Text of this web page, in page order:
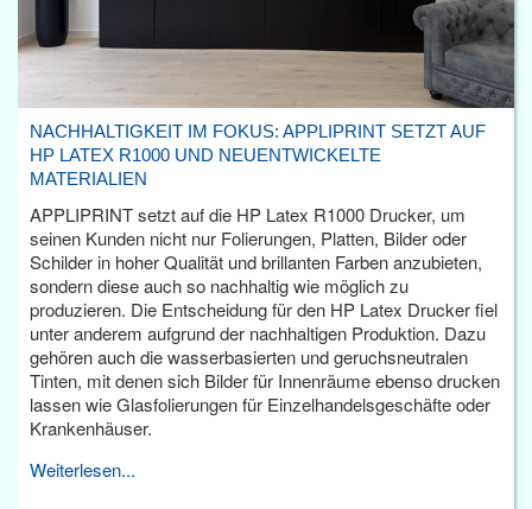
NACHHALTIGKEIT IM FOKUS: APPLIPRINT SETZT AUF
HP LATEX R1000 UND NEUENTWICKELTE
MATERIALIEN
APPLIPRINT setzt auf die HP Latex R1000 Drucker, um
seinen Kunden nicht nur Folierungen, Platten, Bilder oder
Schilder in hoher Qualität und brillanten Farben anzubieten,
sondern diese auch so nachhaltig wie möglich zu
produzieren. Die Entscheidung für den HP Latex Drucker fiel
unter anderem aufgrund der nachhaltigen Produktion. Dazu
gehören auch die wasserbasierten und geruchsneutralen
Tinten, mit denen sich Bilder für Innenräume ebenso drucken
lassen wie Glasfolierungen für Einzelhandelsgeschäfte oder
Krankenhäuser.
Weiterlesen...